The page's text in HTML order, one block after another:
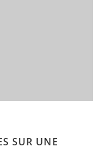
SUR UNE